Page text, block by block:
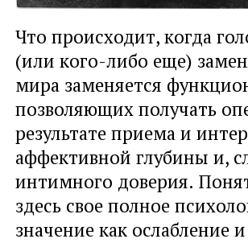
Что происходит, когда
(или кого-либо еще)
мира заменяется
позволяющих получать
результате приема и
аффективной глубины и,
интимного доверия.
здесь свое полное
значение как ослабление